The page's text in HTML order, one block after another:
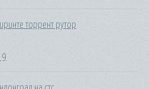
торрент рутор
9